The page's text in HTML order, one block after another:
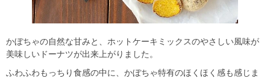
かぼちゃの自然な甘みと、ホットケーキミックスのやさしい風味が
美味しいドーナツが出来上がりました。
ふわふわもっちり食感の中に、かぼちゃ特有のほくほく感も感じま